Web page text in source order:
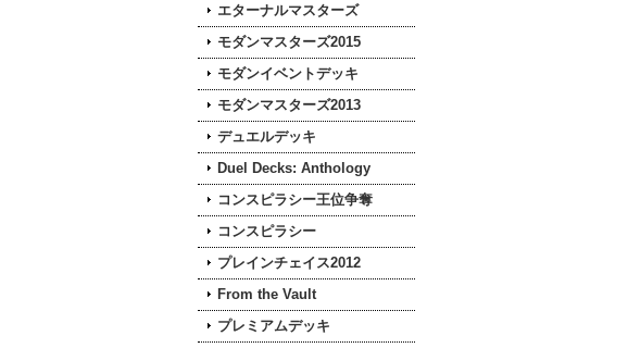
エターナルマスターズ
モダンマスターズ2015
モダンイベントデッキ
モダンマスターズ2013
デュエルデッキ
Duel Decks: Anthology
コンスピラシー王位争奪
コンスピラシー
プレインチェイス2012
From the Vault
プレミアムデッキ